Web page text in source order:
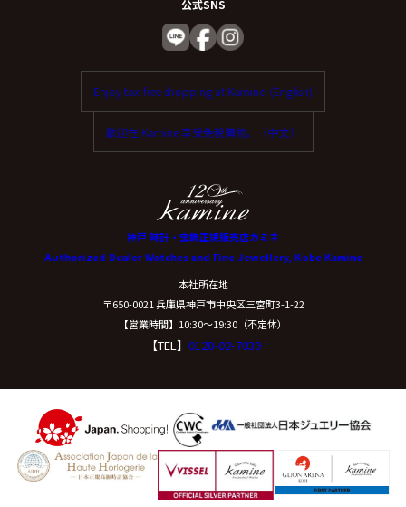
公式SNS
Enjoy tax-free shopping at Kamine. (English)
歡迎在 Kamine 享受免稅購物。（中文）
神戸 時計・宝飾正規販売店カミネ
Authorized Dealer Watches and Fine Jewellery, Kobe Kamine
本社所在地
〒650-0021 兵庫県神戸市中央区三宮町3-1-22
【営業時間】10:30〜19:30（不定休）
【TEL】 0120-02-7039